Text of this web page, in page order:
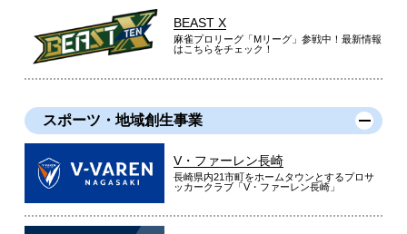
BEAST X
麻雀プロリーグ「Mリーグ」参戦中！最新情報
はこちらをチェック！
スポーツ・地域創生事業
V・ファーレン長崎
長崎県内21市町をホームタウンとするプロサ
ッカークラブ「V・ファーレン長崎」